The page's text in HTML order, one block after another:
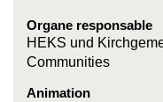
Organe responsable
HEKS und
Communities
Animation